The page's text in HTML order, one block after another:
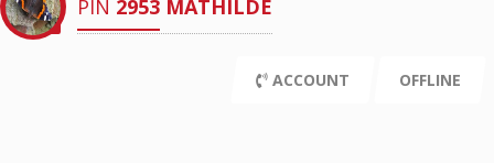
PIN 2953 MATHILDE
ACCOUNT OFFLINE